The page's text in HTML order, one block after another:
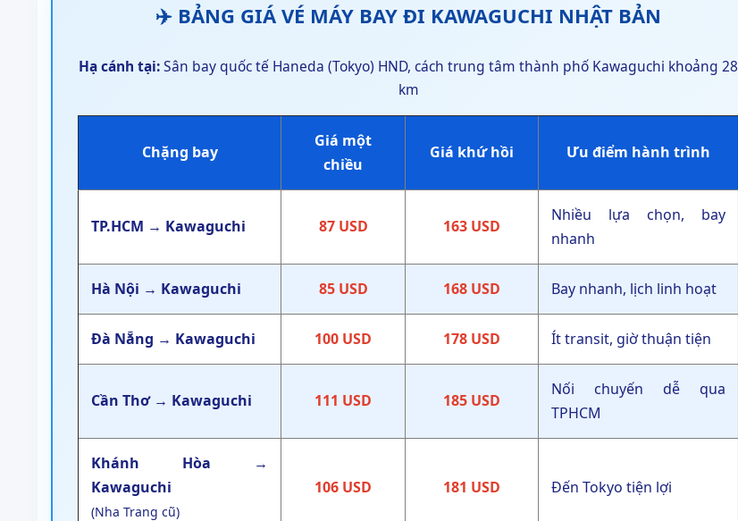
✈️ BẢNG GIÁ VÉ MÁY BAY ĐI KAWAGUCHI NHẬT BẢN
Hạ cánh tại:Sân bay quốc tế Haneda (Tokyo) HND, cách trung tâm thành phố Kawaguchi khoảng 28
km
Chặng bay
Giá một
chiều
Giá khứ hồi Ưu điểm hành trình
TP.HCM → Kawaguchi 87 USD 163 USD
Nhiều lựa chọn, bay
nhanh
Hà Nội → Kawaguchi 85 USD 168 USD Bay nhanh, lịch linh hoạt
Đà Nẵng → Kawaguchi 100 USD 178 USD Ít transit, giờ thuận tiện
Cần Thơ → Kawaguchi 111 USD 185 USD
Nối chuyến dễ qua
TPHCM
Khánh Hòa →
Kawaguchi
(Nha Trang cũ)
106 USD 181 USD Đến Tokyo tiện lợi